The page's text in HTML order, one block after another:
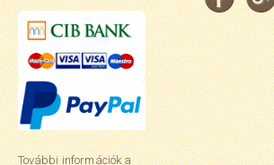
További információk a